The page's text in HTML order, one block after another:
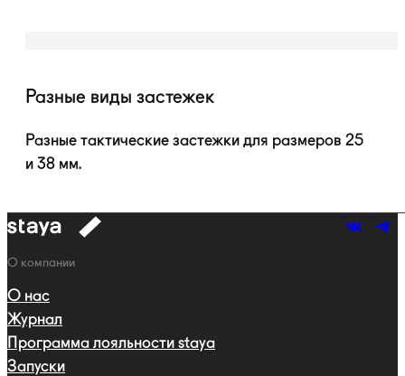
Разные виды застежек
Разные тактические застежки для размеров 25
и 38 мм.
к
Навигация
О компании
О нас
Журнал
Программа лояльности staya
Запуски